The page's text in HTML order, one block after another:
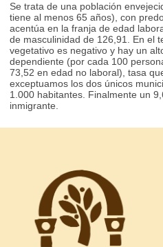
Se trata de una población
tiene al menos 65 años), con
acentúa en la franja de edad
de masculinidad de 126,91. En el
vegetativo es negativo y hay un
dependiente (por cada 100
73,52 en edad no laboral), tasa
exceptuamos los dos únicos
1.000 habitantes. Finalmente un
inmigrante.